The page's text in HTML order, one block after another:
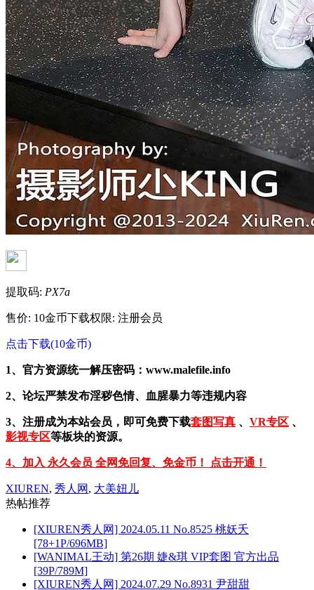
提取码: PX7a
售价: 10金币下载权限: 注册会员
点击下载(10金币)
1、官方资源统一解压密码：www.malefile.info
2、论坛严禁发布淫秽色情、血腥暴力等违规内容
3、注册成为本站会员，即可免费下载套图写真 、 VR专区 、
影视专区等板块的资源。
4、加入 永久会员 全网免回复、免金币！ 点击开通！
XIUREN, 秀人网 , 大美妞儿
热帖推荐
[XIUREN秀人网] 2024.05.11 No.8525 桃妖夭
[78+1P/696MB]
[WANIMAL王动] 第26期 婕&琪 VIP套图 官方出品
[39P/789M]
[XIUREN秀人网] 2024.07.29 No.8931 尹甜甜